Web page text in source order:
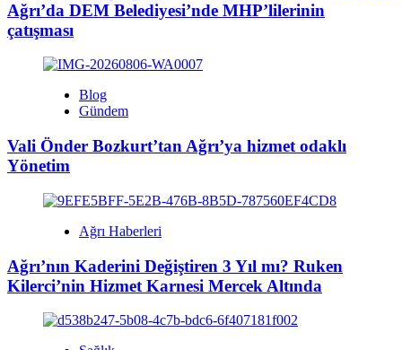
Ağrı’da DEM Belediyesi’nde MHP’lilerinin
çatışması
Blog
Gündem
Vali Önder Bozkurt’tan Ağrı’ya hizmet odaklı
Yönetim
Ağrı Haberleri
Ağrı’nın Kaderini Değiştiren 3 Yıl mı? Ruken
Kilerci’nin Hizmet Karnesi Mercek Altında